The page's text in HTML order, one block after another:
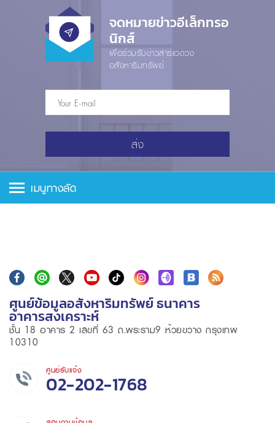
จดหมายข่าวอีเล็กทรอ
นิกส์
เพื่อร่วมรับข่าวสารแวดวง
อสังหาริมทรัพย์
ส่ง
เมนูทางลัด
ศูนย์ข้อมูลอสังหาริมทรัพย์ ธนาคาร
อาคารสงเคราะห์
ชั้น 18 อาคาร 2 เลขที่ 63 ถ.พระราม9 ห้วยขวาง กรุงเทพ
10310
ศูนย์รับแจ้ง
02-202-1768